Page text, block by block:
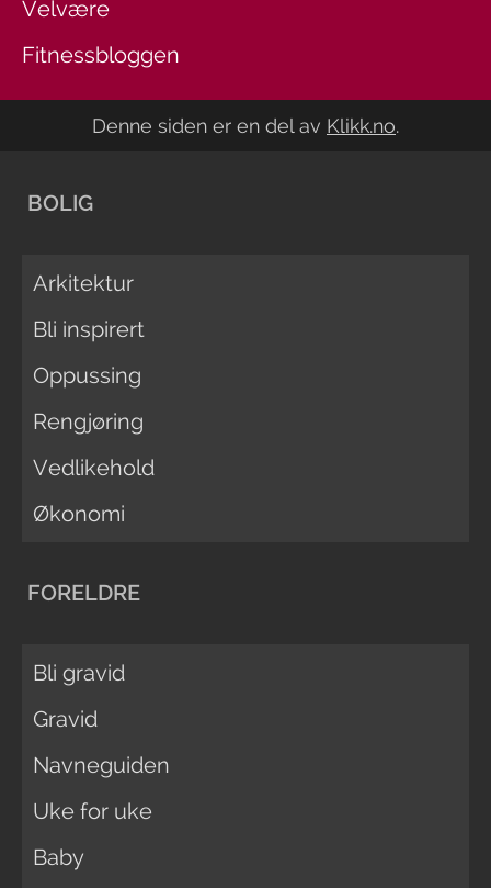
Velvære
Fitnessbloggen
Denne siden er en del av Klikk.no.
BOLIG
Arkitektur
Bli inspirert
Oppussing
Rengjøring
Vedlikehold
Økonomi
FORELDRE
Bli gravid
Gravid
Navneguiden
Uke for uke
Baby